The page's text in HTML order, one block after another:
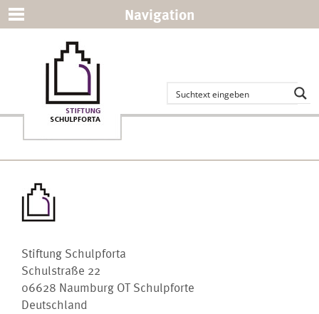
Navigation
Stiftung Schulpforta
Schulstraße 22
06628 Naumburg OT Schulpforte
Deutschland